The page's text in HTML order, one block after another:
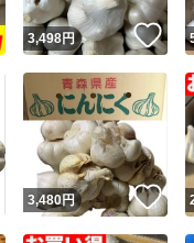
Yahoo!フリマが定めた一定
安心取引出品者
安心取引出品者
取引実績
商品画像の無断転載
いいね！
3,498円 い
いいね！
3,480円 い